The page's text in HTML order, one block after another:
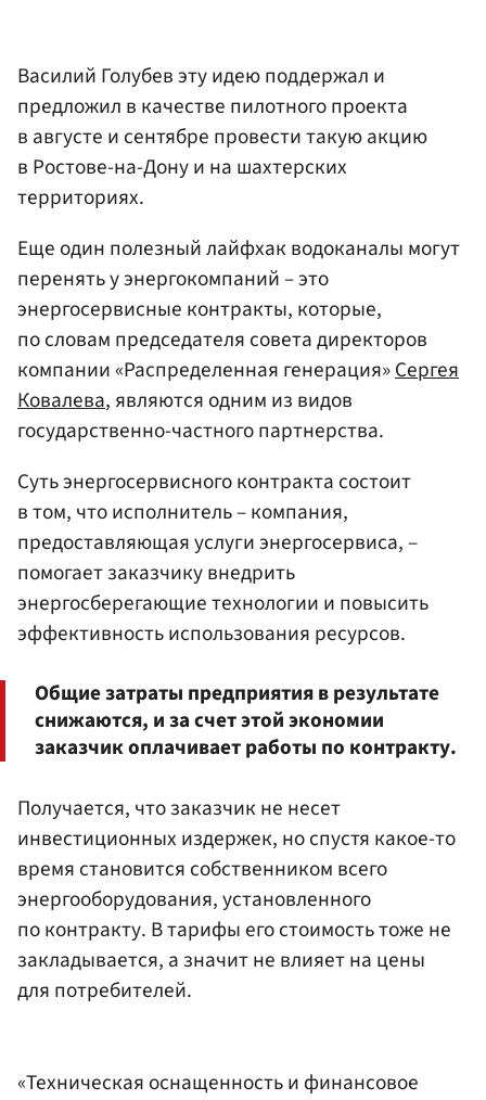
Василий Голубев эту идею поддержал и
предложил в качестве пилотного проекта
в августе и сентябре провести такую акцию
в Ростове-на-Дону и на шахтерских
территориях.
Еще один полезный лайфхак водоканалы могут
перенять у энергокомпаний – это
энергосервисные контракты, которые,
по словам председателя совета директоров
компании «Распределенная генерация»Сергея
Ковалева, являются одним из видов
государственно-частного партнерства.
Суть энергосервисного контракта состоит
в том, что исполнитель – компания,
предоставляющая услуги энергосервиса, –
помогает заказчику внедрить
энергосберегающие технологии и повысить
эффективность использования ресурсов.
Общие затраты предприятия в результате
снижаются, и за счет этой экономии
заказчик оплачивает работы по контракту.
Получается, что заказчик не несет
инвестиционных издержек, но спустя какое-то
время становится собственником всего
энергооборудования, установленного
по контракту. В тарифы его стоимость тоже не
закладывается, а значит не влияет на цены
для потребителей.
«Техническая оснащенность и финансовое